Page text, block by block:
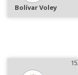
Bolívar Voley